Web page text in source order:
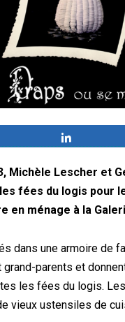
Michèle Lescher et
fées du logis pour
en ménage à la
dans une armoire de
parents et
les fées du logis.
vieux ustensiles de